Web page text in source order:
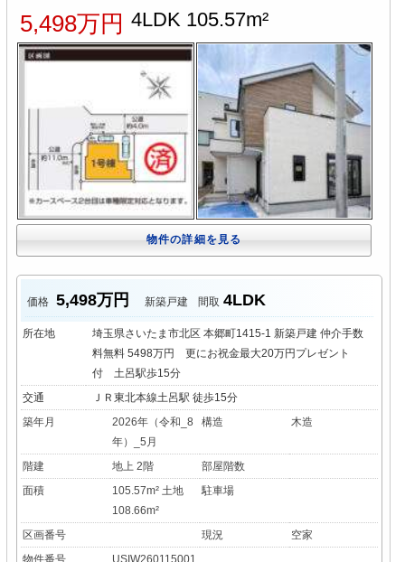
5,498万円 4LDK 105.57m²
物件の詳細を見る
価格 5,498万円 新築戸建 間取 4LDK
所在地
埼玉県さいたま市北区 本郷町1415-1 新築戸建 仲介手数
料無料 5498万円 更にお祝金最大20万円プレゼント
付 土呂駅歩15分
交通
ＪＲ東北本線土呂駅 徒歩15分
築年月
2026年（令和_8
年）_5月
構造 木造
階建 地上 2階
部屋階数
面積
105.57m² 土地
108.66m²
駐車場
区画番号 現況
空家
物件番号
USIW260115001